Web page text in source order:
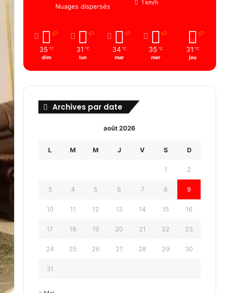
Nuages ​​dispersés
1 km/h
35 ℃
dim
31 ℃
lun
34 ℃
mar
35 ℃
mer
31 ℃
jeu
Archives par date
août 2026
L M M J V S D
1 2
3 4 5 6 7 8 9
10 11 12 13 14 15 16
17 18 19 20 21 22 23
24 25 26 27 28 29 30
31